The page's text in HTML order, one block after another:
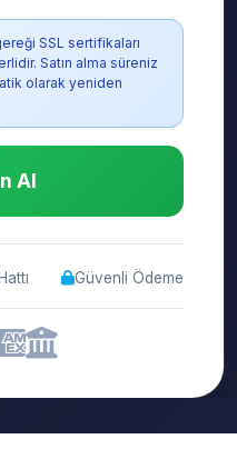
SSL sertifikaları
Satın alma süreniz
olarak yeniden
Al
Güvenli Ödeme